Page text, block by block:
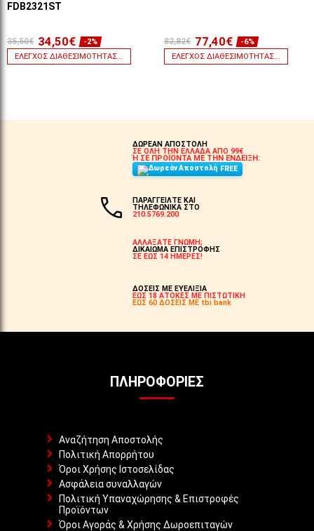
FDB2321ST
35,50€ 34,50€
-2%
ΈΛΕΓΧΟΣ ΔΙΑΘΕΣΙΜΌΤΗΤΑΣ...
82,82€ 77,40€
-6%
ΈΛΕΓΧΟΣ ΔΙΑΘΕΣΙΜΌΤΗΤΑΣ...
ΔΩΡΕΑΝ ΑΠΟΣΤΟΛΗ
ΣΕ ΟΛΗ ΤΗΝ ΕΛΛΑΔΑ ΑΠΟ 99€
Ή ΣΕ ΠΡΟΪΟΝΤΑ ΜΕ ΤΗΝ ΕΝΔΕΙΞΗ:
FREE
ΠΑΡΑΓΓΕΙΛΤΕ ΚΑΙ
ΤΗΛΕΦΩΝΙΚΑ ΣΤΟ
210.5769.200
ΑΛΛΑΞΑΤΕ ΓΝΩΜΗ;
ΔΙΚΑΙΩΜΑ ΕΠΙΣΤΡΟΦΗΣ
ΣΕ ΕΩΣ 14 ΗΜΕΡΕΣ!
ΔΟΣΕΙΣ ΜΕ ΕΥΕΛΙΞΙΑ
ΕΩΣ 18 ΑΤΟΚΕΣ ΜΕ ΠΙΣΤΩΤΙΚΗ
ΕΩΣ 60 ΔΟΣΕΙΣ ΜΕ tbi bank
ΠΛΗΡΟΦΟΡΊΕΣ
Αναζήτηση Αποστολής
Πολιτική Απορρήτου
Όροι Χρήσης Ιστοσελίδας
Ασφάλεια συναλλαγών
Πολιτική Υπαναχώρησης & Επιστροφές
Προϊόντων
Όροι Αγοράς & Χρήσης Δωροεπιταγών